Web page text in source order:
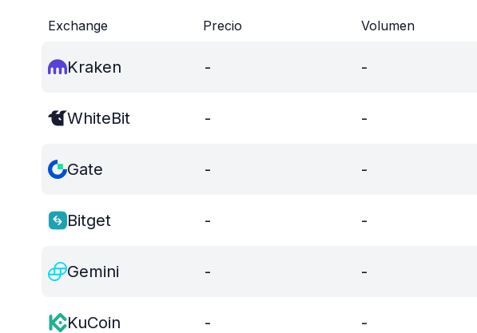
Exchange Precio Volumen
Kraken - -
WhiteBit - -
Gate - -
Bitget - -
Gemini - -
KuCoin - -